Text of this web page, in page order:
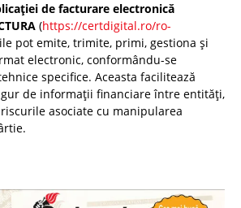
de facturare electronică
(https://certdigital.ro/ro-
pot emite, trimite, primi, gestiona și
electronic, conformându-se
specifice. Aceasta facilitează
de informații financiare între entități,
asociate cu manipularea